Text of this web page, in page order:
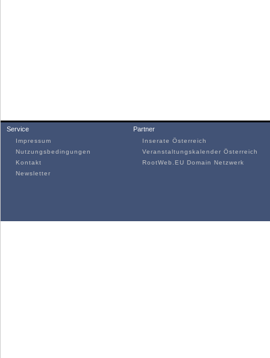
Service
Impressum
Nutzungsbedingungen
Kontakt
Newsletter
Partner
Inserate Österreich
Veranstaltungskalender Österreich
RootWeb.EU Domain Netzwerk